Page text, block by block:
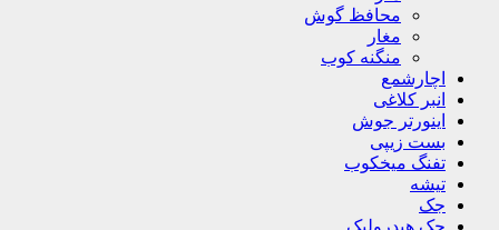
محافظ گوش
مغار
منگنه کوب
اچارشمع
انبر کلاغی
اینورتر جوش
بست زیپی
تفنگ میخکوب
تیشه
جک